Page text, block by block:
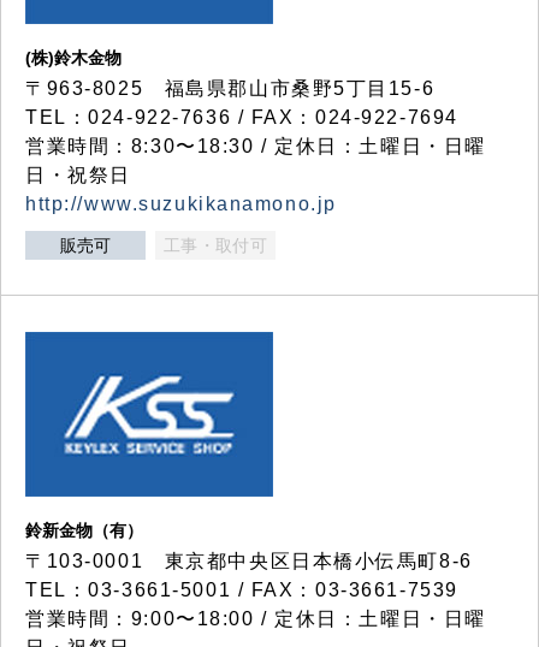
(株)鈴木金物
〒963-8025 福島県郡山市桑野5丁目15-6
TEL：024-922-7636 / FAX：024-922-7694
営業時間：8:30〜18:30 / 定休日：土曜日・日曜
日・祝祭日
http://www.suzukikanamono.jp
販売可 工事・取付可
鈴新金物（有）
〒103-0001 東京都中央区日本橋小伝馬町8-6
TEL：03-3661-5001 / FAX：03-3661-7539
営業時間：9:00〜18:00 / 定休日：土曜日・日曜